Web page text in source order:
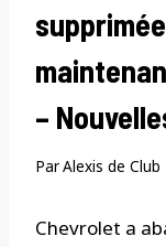
–
ParAlexis de Club
Chevrolet a